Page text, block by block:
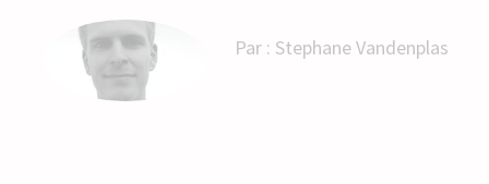
Par : Stephane Vandenplas